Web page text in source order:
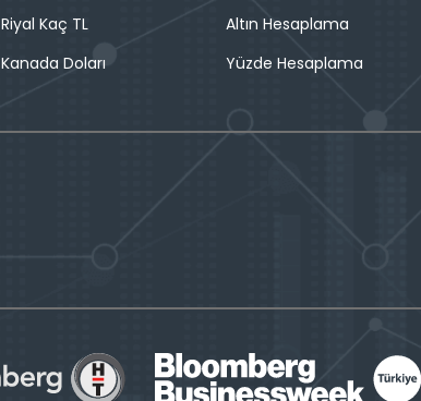
Riyal Kaç TL
Kanada Doları
Altın Hesaplama
Yüzde Hesaplama